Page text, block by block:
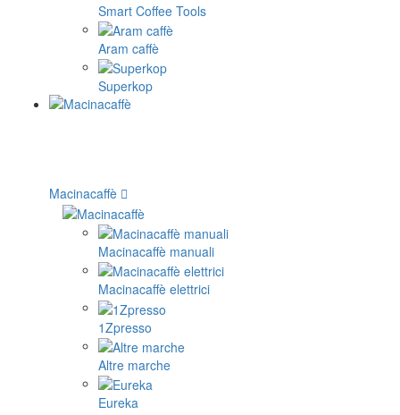
Smart Coffee Tools
Aram caffè
Superkop
Macinacaffè
Macinacaffè manuali
Macinacaffè elettrici
1Zpresso
Altre marche
Eureka